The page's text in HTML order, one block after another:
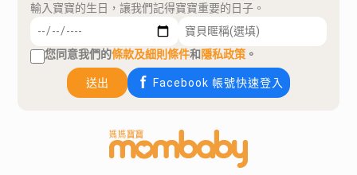
輸入寶寶的生日，讓我們記得寶寶重要的日子。
您同意我們的條款及細則條件和隱私政策 。
送出 Facebook 帳號快速登入